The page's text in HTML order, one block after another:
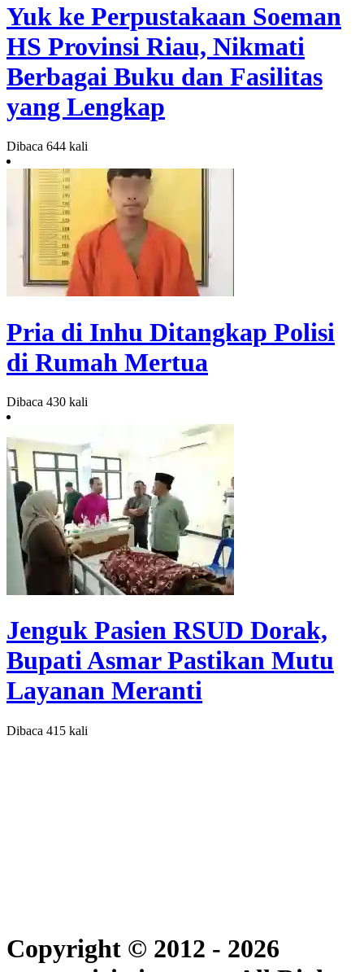
Yuk ke Perpustakaan Soeman
HS Provinsi Riau, Nikmati
Berbagai Buku dan Fasilitas
yang Lengkap
Dibaca 644 kali
Pria di Inhu Ditangkap Polisi
di Rumah Mertua
Dibaca 430 kali
Jenguk Pasien RSUD Dorak,
Bupati Asmar Pastikan Mutu
Layanan Meranti
Dibaca 415 kali
Copyright © 2012 - 2026